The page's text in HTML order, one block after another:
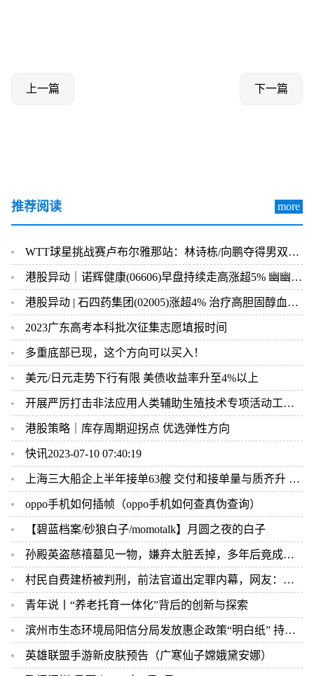
上一篇 下一篇
推荐阅读 more
WTT球星挑战赛卢布尔雅那站：林诗栋/向鹏夺得男双冠军
港股异动｜诺辉健康(06606)早盘持续走高涨超5% 幽幽管90天电商复购率23% 正寻求与更多电商平台合作
港股异动 | 石四药集团(02005)涨超4% 治疗高胆固醇血症药物获生产注册批件
2023广东高考本科批次征集志愿填报时间
多重底部已现，这个方向可以买入！
美元/日元走势下行有限 美债收益率升至4%以上
开展严厉打击非法应用人类辅助生殖技术专项活动工作方案
港股策略｜库存周期迎拐点 优选弹性方向
快讯2023-07-10 07:40:19
上海三大船企上半年接单63艘 交付和接单量与质齐升 中高端船型逾九成
oppo手机如何插帧（oppo手机如何查真伪查询）
【碧蓝档案/砂狼白子/momotalk】月圆之夜的白子
孙殿英盗慈禧墓见一物，嫌弃太脏丢掉，多年后竟成国宝，后悔一生
村民自费建桥被判刑，前法官道出定罪内幕，网友：太令人寒心了！
青年说丨“养老托育一体化”背后的创新与探索
滨州市生态环境局阳信分局发放惠企政策“明白纸” 持续优化全县营商环境
英雄联盟手游新皮肤预告（广寒仙子嫦娥黛安娜）